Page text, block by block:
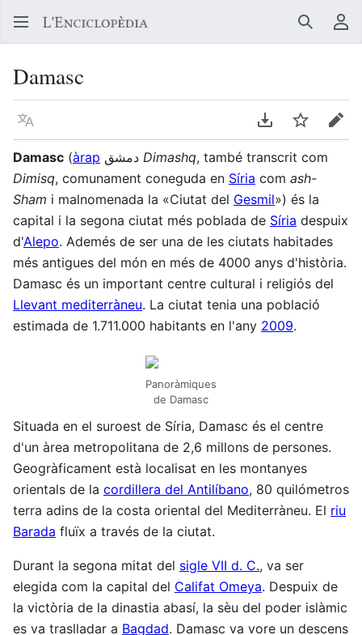
Buscar
Damasc
Llegir en un atre idioma Descarregar en
Vigilar
Damasc (àrap دمشق Dimashq, també transcrit com
Dimisq, comunament coneguda en Síria com ash-
Sham i malnomenada la «Ciutat del Gesmil») és la
capital i la segona ciutat més poblada de Síria despuix
d'Alepo. Ademés de ser una de les ciutats habitades
més antigues del món en més de 4000 anys d'història.
Damasc és un important centre cultural i religiós del
Llevant mediterràneu. La ciutat tenia una població
estimada de 1.711.000 habitants en l'any 2009.
Panoràmiques
de Damasc
Situada en el suroest de Síria, Damasc és el centre
d'un àrea metropolitana de 2,6 millons de persones.
Geogràficament està localisat en les montanyes
orientals de la cordillera del Antilíbano, 80 quilómetros
terra adins de la costa oriental del Mediterràneu. El riu
Barada fluïx a través de la ciutat.
Durant la segona mitat del sigle VII d. C., va ser
elegida com la capital del Califat Omeya. Despuix de
la victòria de la dinastia abasí, la sèu del poder islàmic
es va traslladar a Bagdad. Damasc va vore un descens